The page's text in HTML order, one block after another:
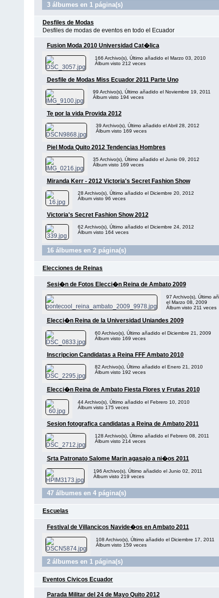
3 álbumes en 1 página(s)
Desfiles de Modas
Desfiles de modas de eventos en todo el Ecuador
Fusion Moda 2010 Universidad Cat�lica
166 Archivo(s), Último añadido el Marzo 03, 2010
Álbum visto 212 veces
Desfile de Modas Miss Ecuador 2011 Parte Uno
99 Archivo(s), Último añadido el Noviembre 19, 2011
Álbum visto 194 veces
Te por la vida Provida 2012
39 Archivo(s), Último añadido el Abril 28, 2012
Álbum visto 169 veces
Piel Moda Quito 2012 Tendencias Hombres
35 Archivo(s), Último añadido el Junio 09, 2012
Álbum visto 169 veces
Miranda Kerr - 2012 Victoria's Secret Fashion Show
28 Archivo(s), Último añadido el Diciembre 20, 2012
Álbum visto 96 veces
Victoria's Secret Fashion Show 2012
62 Archivo(s), Último añadido el Diciembre 24, 2012
Álbum visto 164 veces
16 álbumes en 2 página(s)
Elecciones de Reinas
Sesi�n de Fotos Elecci�n Reina de Ambato 2009
97 Archivo(s), Último
el Marzo 08, 2009
Álbum visto 211 veces
Elecci�n Reina de la Universidad Uniandes 2009
60 Archivo(s), Último añadido el Diciembre 21, 2009
Álbum visto 169 veces
Inscripcion Candidatas a Reina FFF Ambato 2010
82 Archivo(s), Último añadido el Enero 21, 2010
Álbum visto 192 veces
Elecci�n Reina de Ambato Fiesta Flores y Frutas 2010
44 Archivo(s), Último añadido el Febrero 10, 2010
Álbum visto 175 veces
Sesion fotografica candidatas a Reina de Ambato 2011
128 Archivo(s), Último añadido el Febrero 08, 2011
Álbum visto 214 veces
Srta Patronato Salome Marin agasajo a ni�os 2011
196 Archivo(s), Último añadido el Junio 02, 2011
Álbum visto 219 veces
47 álbumes en 4 página(s)
Escuelas
Festival de Villancicos Navide�os en Ambato 2011
108 Archivo(s), Último añadido el Diciembre 17, 2011
Álbum visto 159 veces
2 álbumes en 1 página(s)
Eventos Civicos Ecuador
Parada Militar del 24 de Mayo Quito 2012